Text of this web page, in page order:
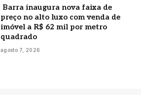
Barra inaugura nova faixa de
preço no alto luxo com venda de
imóvel a R$ 62 mil por metro
quadrado
agosto 7, 2026